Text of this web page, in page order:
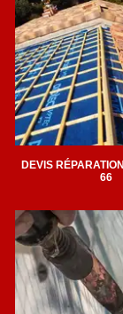
DEVIS
66